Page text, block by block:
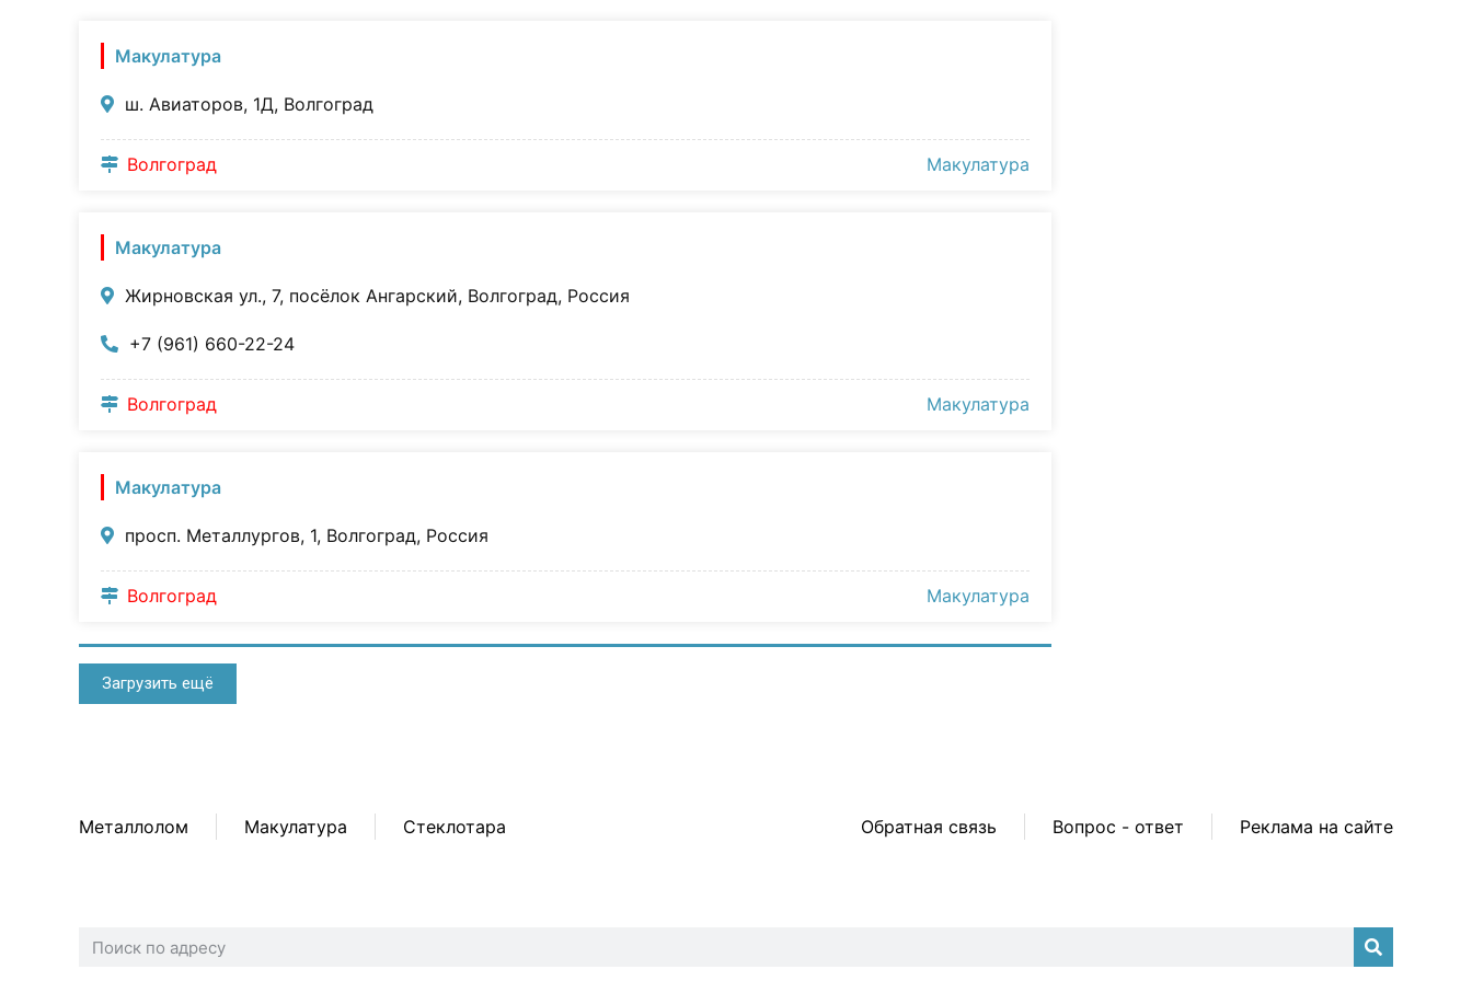
Макулатура
ш. Авиаторов, 1Д, Волгоград
Волгоград Макулатура
Макулатура
Жирновская ул., 7, посёлок Ангарский, Волгоград, Россия
+7 (961) 660-22-24
Волгоград Макулатура
Макулатура
просп. Металлургов, 1, Волгоград, Россия
Волгоград Макулатура
Загрузить ещё
Металлолом Макулатура Стеклотара Обратная связь Вопрос - ответ Реклама на сайте